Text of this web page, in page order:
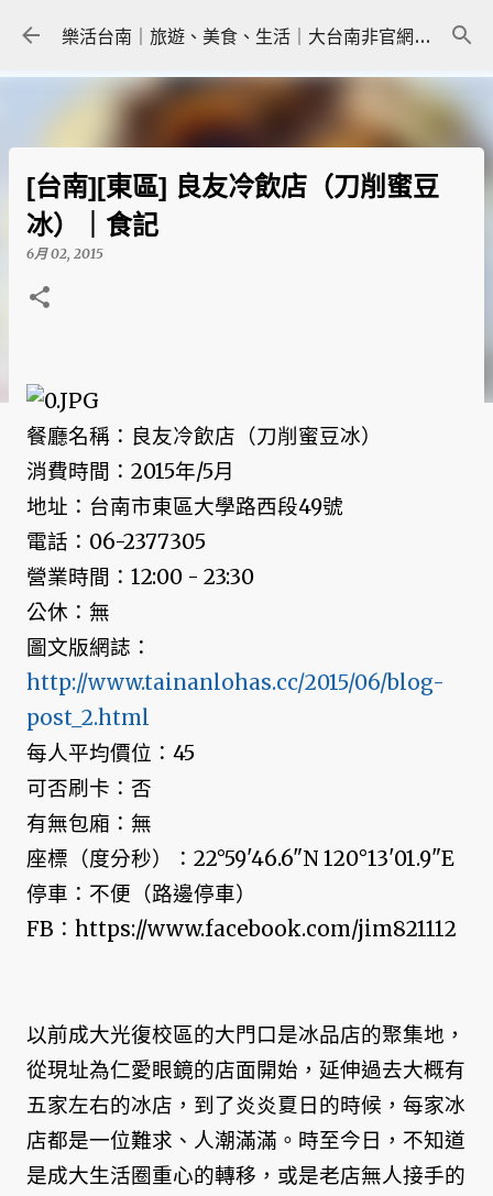
跳到主要內容 樂活台南｜旅遊、美食、生活｜大台南非官網｜tainanlohas.cc
[台南][東區] 良友冷飲店（刀削蜜豆
冰）｜食記
6月 02, 2015
餐廳名稱：良友冷飲店（刀削蜜豆冰）
消費時間：2015年/5月
地址：台南市東區大學路西段49號
電話：06-2377305
營業時間：12:00 - 23:30
公休：無
圖文版網誌：
http://www.tainanlohas.cc/2015/06/blog-
post_2.html
每人平均價位：45
可否刷卡：否
有無包廂：無
座標（度分秒）：22°59'46.6"N 120°13'01.9"E
停車：不便（路邊停車）
FB：https://www.facebook.com/jim821112
以前成大光復校區的大門口是冰品店的聚集地，
從現址為仁愛眼鏡的店面開始，延伸過去大概有
五家左右的冰店，到了炎炎夏日的時候，每家冰
店都是一位難求、人潮滿滿。時至今日，不知道
是成大生活圈重心的轉移，或是老店無人接手的